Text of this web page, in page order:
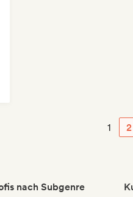
1 2
nach Subgenre